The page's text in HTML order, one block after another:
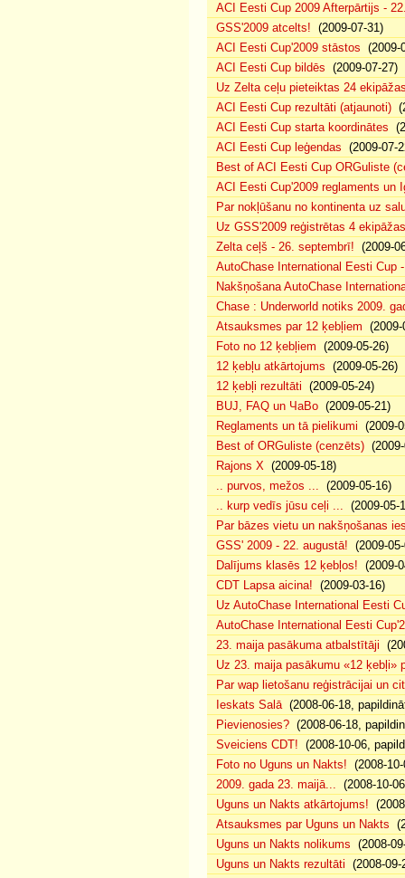
ACI Eesti Cup 2009 Afterpārtijs -
GSS'2009 atcelts! (2009-07-31)
ACI Eesti Cup'2009 stāstos (2009-
ACI Eesti Cup bildēs (2009-07-27)
Uz Zelta ceļu pieteiktas 24
ACI Eesti Cup rezultāti (atjaunoti)
ACI Eesti Cup starta koordinātes
ACI Eesti Cup leģendas (2009-07-
Best of ACI Eesti Cup ORGuliste
ACI Eesti Cup'2009 reglaments un
Par nokļūšanu no kontinenta uz
Uz GSS'2009 reģistrētas 4
Zelta ceļš - 26. septembrī! (2009-
AutoChase International Eesti Cup
Nakšņošana AutoChase
Chase : Underworld notiks 2009.
Atsauksmes par 12 ķebļiem (2009-
Foto no 12 ķebļiem (2009-05-26)
12 ķebļu atkārtojums (2009-05-26)
12 ķebļi rezultāti (2009-05-24)
BUJ, FAQ un ЧаВо(2009-05-21)
Reglaments un tā pielikumi (2009-
Best of ORGuliste (cenzēts)(2009-
Rajons X(2009-05-18)
.. purvos, mežos ... (2009-05-16)
.. kurp vedīs jūsu ceļi ... (2009-05-
Par bāzes vietu un nakšņošanas
GSS' 2009 - 22. augustā! (2009-
Dalījums klasēs 12 ķebļos! (2009-
CDT Lapsa aicina! (2009-03-16)
Uz AutoChase International Eesti
AutoChase International Eesti
23. maija pasākuma atbalstītāji
Uz 23. maija pasākumu «12 ķebļi»
Par wap lietošanu reģistrācijai un
Ieskats Salā(2008-06-18,
Pievienosies?(2008-06-18,
Sveiciens CDT! (2008-10-06,
Foto no Uguns un Nakts! (2008-10-
2009. gada 23. maijā... (2008-10-
Uguns un Nakts atkārtojums!
Atsauksmes par Uguns un Nakts
Uguns un Nakts nolikums (2008-
Uguns un Nakts rezultāti (2008-09-